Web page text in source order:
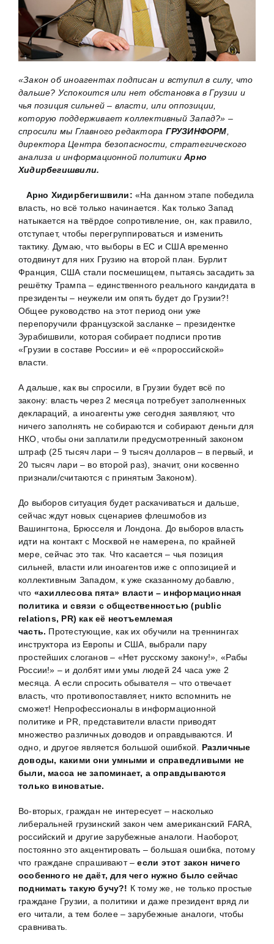
«Закон об иноагентах подписан и вступил в силу, что
дальше? Успокоится или нет обстановка в Грузии и
чья позиция сильней – власти, или оппозиции,
которую поддерживает коллективный Запад?» –
спросили мы Главного редактора ГРУЗИНФОРМ
директора Центра безопасности, стратегического
анализа и информационной политикиАрно
Хидирбегишвили.
Арно Хидирбегишвили: «На данном этапе победила
власть, но всё только начинается. Как только Запад
натыкается на твёрдое сопротивление, он, как правило,
отступает, чтобы перегруппироваться и изменить
тактику. Думаю, что выборы в ЕС и США временно
отодвинут для них Грузию на второй план. Бурлит
Франция, США стали посмешищем, пытаясь засадить за
решётку Трампа – единственного реального кандидата в
президенты – неужели им опять будет до Грузии?!
Общее руководство на этот период они уже
перепоручили французской засланке – президентке
Зурабишвили, которая собирает подписи против
«Грузии в составе России» и её «пророссийской»
власти.
А дальше, как вы спросили, в Грузии будет всё по
закону: власть через 2 месяца потребует заполненных
деклараций, а иноагенты уже сегодня заявляют, что
ничего заполнять не собираются и собирают деньги для
НКО, чтобы они заплатили предусмотренный законом
штраф (25 тысяч лари – 9 тысяч долларов – в первый, и
20 тысяч лари – во второй раз), значит, они косвенно
признали/считаются с принятым Законом).
До выборов ситуация будет раскачиваться и дальше,
сейчас ждут новых сценариев флешмобов из
Вашингтона, Брюсселя и Лондона. До выборов власть
идти на контакт с Москвой не намерена, по крайней
мере, сейчас это так. Что касается – чья позиция
сильней, власти или иноагентов иже с оппозицией и
коллективным Западом, к уже сказанному добавлю,
что «ахиллесова пята» власти – информационная
политика и связи с общественностью (public
relations, PR) как её неотъемлемая
часть. Протестующие, как их обучили на треннингах
инструктора из Европы и США, выбрали пару
простейших слоганов – «Нет русскому закону!», «Рабы
России!» – и долбят ими умы людей 24 часа уже 2
месяца. А если спросить обывателя – что отвечает
власть, что противопоставляет, никто вспомнить не
сможет! Непрофессионалы в информационной
политике и PR, представители власти приводят
множество различных доводов и оправдываются. И
одно, и другое является большой ошибкой. Различные
доводы, какими они умными и справедливыми не
были, масса не запоминает, а оправдываются
только виноватые.
Во-вторых, граждан не интересует – насколько
либеральней грузинский закон чем американский FARA,
российский и другие зарубежные аналоги. Наоборот,
постоянно это акцентировать – большая ошибка, потому
что граждане спрашивают –если этот закон ничего
особенного не даёт, для чего нужно было сейчас
поднимать такую бучу?! К тому же, не только простые
граждане Грузии, а политики и даже президент вряд ли
его читали, а тем более – зарубежные аналоги, чтобы
сравнивать.